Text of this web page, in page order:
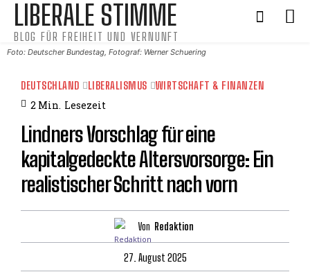
LIBERALE STIMME
BLOG FÜR FREIHEIT UND VERNUNFT
Foto: Deutscher Bundestag, Fotograf: Werner Schuering
DEUTSCHLAND LIBERALISMUS WIRTSCHAFT & FINANZEN
2 Min. Lesezeit
Lindners Vorschlag für eine
kapitalgedeckte Altersvorsorge: Ein
realistischer Schritt nach vorn
Von Redaktion
27. August 2025